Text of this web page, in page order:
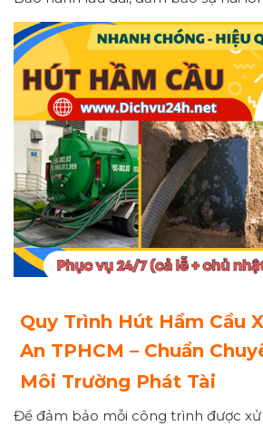
Quy Trình Hút Hầm Cầu
An TPHCM – Chuẩn
Môi Trường Phát Tài
Để đảm bảo mỗi công trình được xử